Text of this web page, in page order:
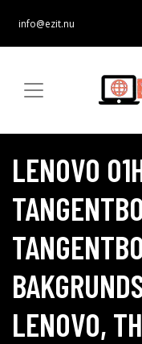
info@ezit.nu
LENOVO
LENOVO,